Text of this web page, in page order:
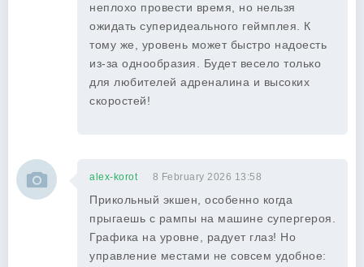
неплохо провести время, но нельзя
ожидать суперидеального геймплея. К
тому же, уровень может быстро надоесть
из-за однообразия. Будет весело только
для любителей адреналина и высоких
скоростей!
alex-korot 8 February 2026 13:58
Прикольный экшен, особенно когда
прыгаешь с рампы на машине супергероя.
Графика на уровне, радует глаз! Но
управление местами не совсем удобное: